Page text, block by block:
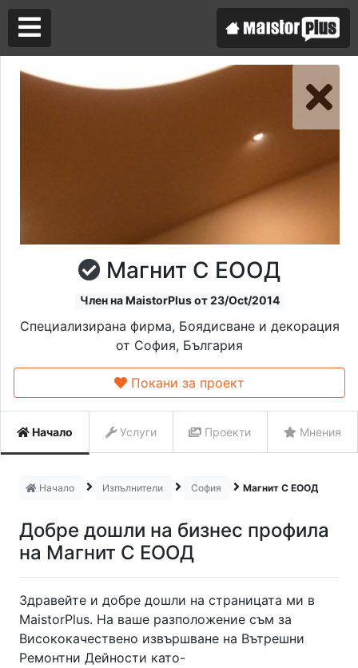
Магнит С ЕООД
Член на MaistorPlus от 23/Oct/2014
Специализирана фирма, Боядисване и декорация
от София, България
Покани за проект
Начало Услуги Проекти Мнения
Начало Изпълнители София Магнит С ЕООД
Добре дошли на бизнес профила
на Магнит С ЕООД
Здравейте и добре дошли на страницата ми в
MaistorPlus. На ваше разположение съм за
Висококачествено извършване на Вътрешни
Ремонтни Дейности като-